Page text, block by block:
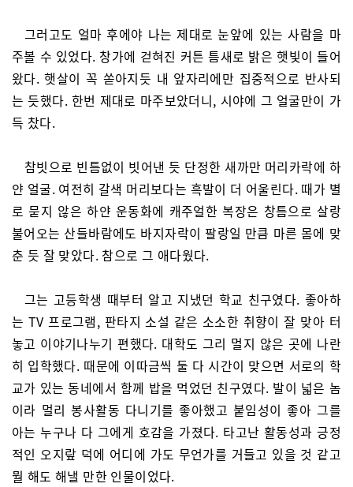
그러고도 얼마 후에야 나는 제대로 눈앞에 있는 사람을 마
주볼 수 있었다. 창가에 걷혀진 커튼 틈새로 밝은 햇빛이 들어
왔다. 햇살이 꼭 쏟아지듯 내 앞자리에만 집중적으로 반사되
는 듯했다. 한번 제대로 마주보았더니, 시야에 그 얼굴만이 가
득 찼다.
참빗으로 빈틈없이 빗어낸 듯 단정한 새까만 머리카락에 하
얀 얼굴. 여전히 갈색 머리보다는 흑발이 더 어울린다. 때가 별
로 묻지 않은 하얀 운동화에 캐주얼한 복장은 창틈으로 살랑
불어오는 산들바람에도 바지자락이 팔랑일 만큼 마른 몸에 맞
춘 듯 잘 맞았다. 참으로 그 애다웠다.
그는 고등학생 때부터 알고 지냈던 학교 친구였다. 좋아하
는 TV 프로그램, 판타지 소설 같은 소소한 취향이 잘 맞아 터
놓고 이야기나누기 편했다. 대학도 그리 멀지 않은 곳에 나란
히 입학했다. 때문에 이따금씩 둘 다 시간이 맞으면 서로의 학
교가 있는 동네에서 함께 밥을 먹었던 친구였다. 발이 넓은 놈
이라 멀리 봉사활동 다니기를 좋아했고 붙임성이 좋아 그를
아는 누구나 다 그에게 호감을 가졌다. 타고난 활동성과 긍정
적인 오지랖 덕에 어디에 가도 무언가를 거들고 있을 것 같고
뭘 해도 해낼 만한 인물이었다.